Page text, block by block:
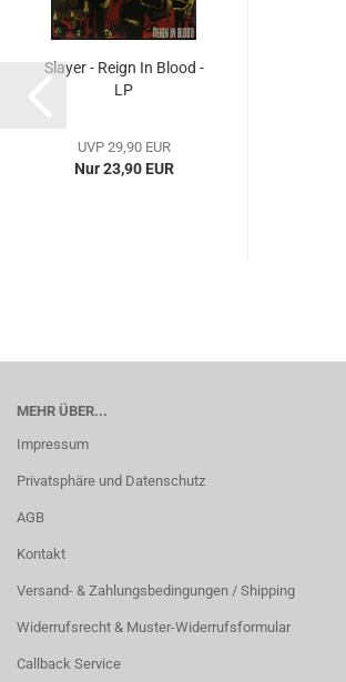
Slayer - Reign In Blood -
LP
UVP 29,90 EUR
Nur 23,90 EUR
MEHR ÜBER...
Impressum
Privatsphäre und Datenschutz
AGB
Kontakt
Versand- & Zahlungsbedingungen / Shipping
Widerrufsrecht & Muster-Widerrufsformular
Callback Service